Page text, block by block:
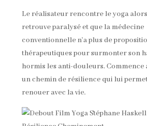
Le réalisateur rencontre le yoga alors
retrouve paralysé et que la médecine
conventionnelle n’a plus de
thérapeutiques pour surmonter son
hormis les anti-douleurs.
un chemin de résilience qui lui
renouer avec la vie.